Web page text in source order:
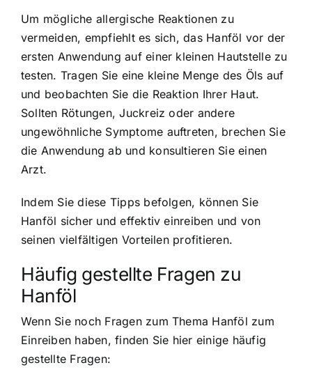
Um mögliche allergische Reaktionen zu
vermeiden, empfiehlt es sich, das Hanföl vor der
ersten Anwendung auf einer kleinen Hautstelle zu
testen. Tragen Sie eine kleine Menge des Öls auf
und beobachten Sie die Reaktion Ihrer Haut.
Sollten Rötungen, Juckreiz oder andere
ungewöhnliche Symptome auftreten, brechen Sie
die Anwendung ab und konsultieren Sie einen
Arzt.
Indem Sie diese Tipps befolgen, können Sie
Hanföl sicher und effektiv einreiben und von
seinen vielfältigen Vorteilen profitieren.
Häufig gestellte Fragen zu
Hanföl
Wenn Sie noch Fragen zum Thema Hanföl zum
Einreiben haben, finden Sie hier einige häufig
gestellte Fragen: